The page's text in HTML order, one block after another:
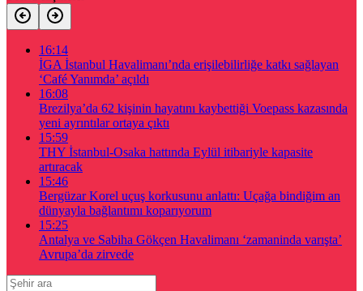
16:14
İGA İstanbul Havalimanı’nda erişilebilirliğe katkı sağlayan
‘Café Yanımda’ açıldı
16:08
Brezilya’da 62 kişinin hayatını kaybettiği Voepass kazasında
yeni ayrıntılar ortaya çıktı
15:59
THY İstanbul-Osaka hattında Eylül itibariyle kapasite
artıracak
15:46
Bergüzar Korel uçuş korkusunu anlattı: Uçağa bindiğim an
dünyayla bağlantımı koparıyorum
15:25
Antalya ve Sabiha Gökçen Havalimanı ‘zamaninda varışta’
Avrupa’da zirvede